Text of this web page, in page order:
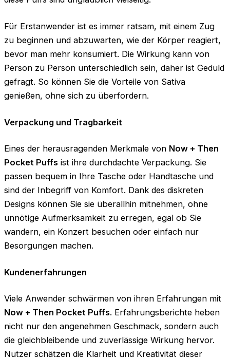
Für Erstanwender ist es immer ratsam, mit einem Zug
zu beginnen und abzuwarten, wie der Körper reagiert,
bevor man mehr konsumiert. Die Wirkung kann von
Person zu Person unterschiedlich sein, daher ist Geduld
gefragt. So können Sie die Vorteile von Sativa
genießen, ohne sich zu überfordern.
Verpackung und Tragbarkeit
Eines der herausragenden Merkmale von Now + Then
Pocket Puffs ist ihre durchdachte Verpackung. Sie
passen bequem in Ihre Tasche oder Handtasche und
sind der Inbegriff von Komfort. Dank des diskreten
Designs können Sie sie überallhin mitnehmen, ohne
unnötige Aufmerksamkeit zu erregen, egal ob Sie
wandern, ein Konzert besuchen oder einfach nur
Besorgungen machen.
Kundenerfahrungen
Viele Anwender schwärmen von ihren Erfahrungen mit
Now + Then Pocket Puffs. Erfahrungsberichte heben
nicht nur den angenehmen Geschmack, sondern auch
die gleichbleibende und zuverlässige Wirkung hervor.
Nutzer schätzen die Klarheit und Kreativität dieser